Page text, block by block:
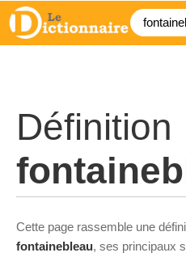
Définition
Cette page rassemble une
fontainebleau, ses principaux